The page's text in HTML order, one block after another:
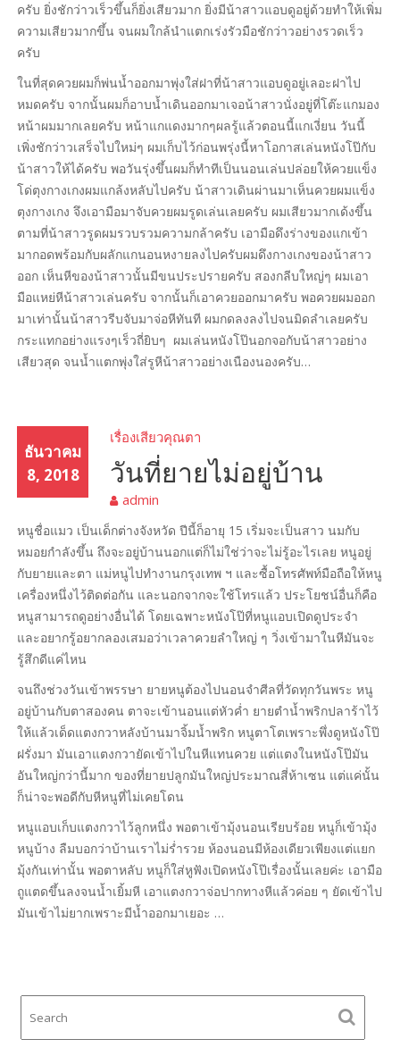
ครับ ยิ่งชักว่าวเร็วขึ้นก็ยิ่งเสียวมาก ยิ่งมีน้าสาวแอบดูอยู่ด้วยทำให้เพิ่ม
ความเสียวมากขึ้น จนผมใกล้นำแตกเร่งรัวมือชักว่าวอย่างรวดเร็ว
ครับ
ในที่สุดควยผมก็พ่นน้ำออกมาพุ่งใส่ฝาที่น้าสาวแอบดูอยู่เลอะฝาไป
หมดครับ จากนั้นผมก็อาบน้ำเดินออกมาเจอน้าสาวนั่งอยู่ที่โต๊ะแกมอง
หน้าผมมากเลยครับ หน้าแกแดงมากๆผลรู้แล้วตอนนี้แกเงี่ยน วันนี้
เพิ่งชักว่าวเสร็จไปใหม่ๆ ผมเก็บไว้ก่อนพรุ่งนี้หาโอกาสเล่นหนังโป๊กับ
น้าสาวให้ได้ครับ พอวันรุ่งขึ้นผมก็ทำทีเป็นนอนเล่นปล่อยให้ควยแข็ง
โด่ตุงกางเกงผมแกล้งหลับไปครับ น้าสาวเดินผ่านมาเห็นควยผมแข็ง
ตุงกางเกง จึงเอามือมาจับควยผมรูดเล่นเลยครับ ผมเสียวมากเด้งขึ้น
ตามที่น้าสาวรูดผมรวบรวมความกล้าครับ เอามือดึงร่างของแกเข้า
มากอดพร้อมกับผลักแกนอนหงายลงไปครับผมดึงกางเกงของน้าสาว
ออก เห็นหีของน้าสาวนั้นมีขนประปรายครับ สองกลีบใหญ่ๆ ผมเอา
มือแหย่หีน้าสาวเล่นครับ จากนั้นก็เอาควยออกมาครับ พอควยผมออก
มาเท่านั้นน้าสาวรีบจับมาจ่อหีทันที ผมกดลงลงไปจนมิดลำเลยครับ
กระแทกอย่างแรงๆเร็วถี่ยิบๆ ผมเล่นหนังโป๊นอกจอกับน้าสาวอย่าง
เสียวสุด จนน้ำแตกพุ่งใส่รูหีน้าสาวอย่างเนืองนองครับ…
ธันวาคม
8, 2018
เรื่องเสียวคุณตา
วันที่ยายไม่อยู่บ้าน
admin
หนูชื่อแมว เป็นเด็กต่างจังหวัด ปีนี้ก็อายุ 15 เริ่มจะเป็นสาว นมกับ
หมอยกำลังขึ้น ถึงจะอยู่บ้านนอกแต่ก็ไม่ใช่ว่าจะไม่รู้อะไรเลย หนูอยู่
กับยายและตา แม่หนูไปทำงานกรุงเทพ ฯ และซื้อโทรศัพท์มือถือให้หนู
เครื่องหนึ่งไว้ติดต่อกัน และนอกจากจะใช้โทรแล้ว ประโยชน์อื่นก็คือ
หนูสามารถดูอย่างอื่นได้ โดยเฉพาะหนังโป๊ที่หนูแอบเปิดดูประจำ
และอยากรู้อยากลองเสมอว่าเวลาควยลำใหญ่ ๆ วิ่งเข้ามาในหีมันจะ
รู้สึกดีแค่ไหน
จนถึงช่วงวันเข้าพรรษา ยายหนูต้องไปนอนจำศีลที่วัดทุกวันพระ หนู
อยู่บ้านกับตาสองคน ตาจะเข้านอนแต่หัวค่ำ ยายตำน้ำพริกปลาร้าไว้
ให้แล้วเด็ดแตงกวาหลังบ้านมาจิ้มน้ำพริก หนูตาโตเพราะพึ่งดูหนังโป๊
ฝรั่งมา มันเอาแตงกวายัดเข้าไปในหีแทนควย แต่แตงในหนังโป๊มัน
อันใหญ่กว่านี้มาก ของที่ยายปลูกมันใหญ่ประมาณสี่ห้าเซน แต่แค่นั้น
ก็น่าจะพอดีกับหีหนูที่ไม่เคยโดน
หนูแอบเก็บแตงกวาไว้ลูกหนึ่ง พอตาเข้ามุ้งนอนเรียบร้อย หนูก็เข้ามุ้ง
หนูบ้าง ลืมบอกว่าบ้านเราไม่ร่ำรวย ห้องนอนมีห้องเดียวเพียงแต่แยก
มุ้งกันเท่านั้น พอตาหลับ หนูก็ใส่หูฟังเปิดหนังโป๊เรื่องนั้นเลยค่ะ เอามือ
ถูแตดขึ้นลงจนน้ำเยิ้มหี เอาแตงกวาจ่อปากทางหีแล้วค่อย ๆ ยัดเข้าไป
มันเข้าไม่ยากเพราะมีน้ำออกมาเยอะ …